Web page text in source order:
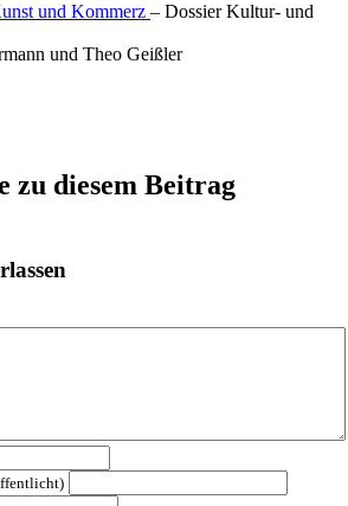
und Kommerz – Dossier Kultur- und
und Theo Geißler
zu diesem Beitrag